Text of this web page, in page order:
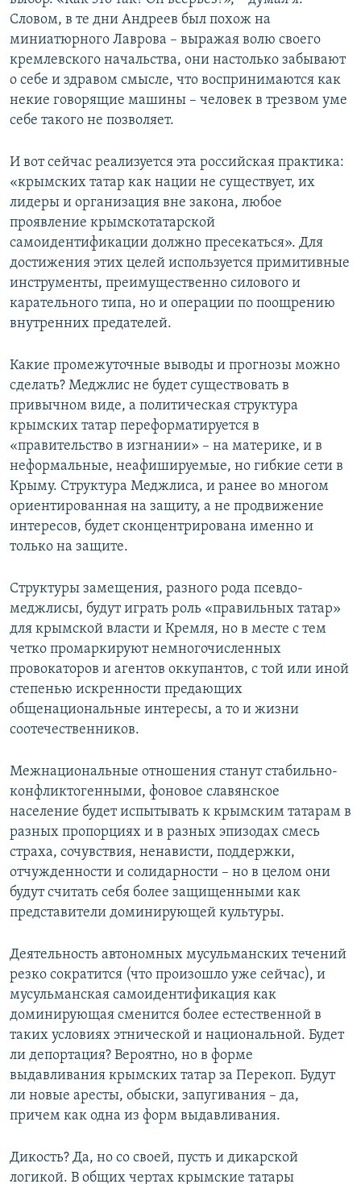
Словом, в те дни Андреев был похож на
миниатюрного Лаврова – выражая волю своего
кремлевского начальства, они настолько забывают
о себе и здравом смысле, что воспринимаются как
некие говорящие машины – человек в трезвом уме
себе такого не позволяет.
И вот сейчас реализуется эта российская практика:
«крымских татар как нации не существует, их
лидеры и организация вне закона, любое
проявление крымскотатарской
самоидентификации должно пресекаться». Для
достижения этих целей используется примитивные
инструменты, преимущественно силового и
карательного типа, но и операции по поощрению
внутренних предателей.
Какие промежуточные выводы и прогнозы можно
сделать? Меджлис не будет существовать в
привычном виде, а политическая структура
крымских татар переформатируется в
«правительство в изгнании» – на материке, и в
неформальные, неафишируемые, но гибкие сети в
Крыму. Структура Меджлиса, и ранее во многом
ориентированная на защиту, а не продвижение
интересов, будет сконцентрирована именно и
только на защите.
Структуры замещения, разного рода псевдо-
меджлисы, будут играть роль «правильных татар»
для крымской власти и Кремля, но в месте с тем
четко промаркируют немногочисленных
провокаторов и агентов оккупантов, с той или иной
степенью искренности предающих
общенациональные интересы, а то и жизни
соотечественников.
Межнациональные отношения станут стабильно-
конфликтогенными, фоновое славянское
население будет испытывать к крымским татарам в
разных пропорциях и в разных эпизодах смесь
страха, сочувствия, ненависти, поддержки,
отчужденности и солидарности – но в целом они
будут считать себя более защищенными как
представители доминирующей культуры.
Деятельность автономных мусульманских течений
резко сократится (что произошло уже сейчас), и
мусульманская самоидентификация как
доминирующая сменится более естественной в
таких условиях этнической и национальной. Будет
ли депортация? Вероятно, но в форме
выдавливания крымских татар за Перекоп. Будут
ли новые аресты, обыски, запугивания – да,
причем как одна из форм выдавливания.
Дикость? Да, но со своей, пусть и дикарской
логикой. В общих чертах крымские татары